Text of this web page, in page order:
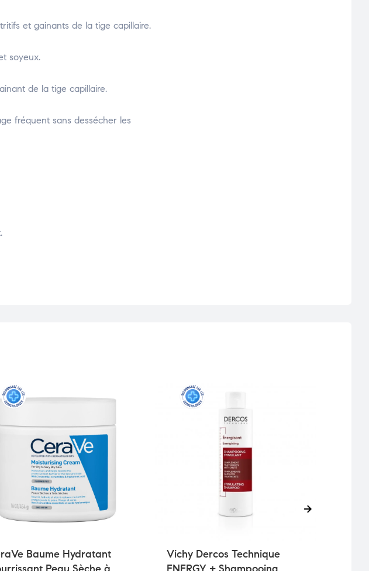
et gainants de la tige capillaire.
soyeux.
de la tige capillaire.
fréquent sans dessécher les
Baume Hydratant
Peau Sèche à
Vichy Dercos Technique
ENERGY + Shampooing